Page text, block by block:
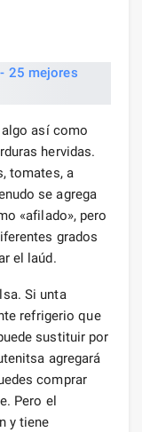
así como
hervidas.
tomates, a
se agrega
«afilado», pero
grados
el laúd.
Si unta
refrigerio que
sustituir por
agregará
comprar
Pero el
y tiene